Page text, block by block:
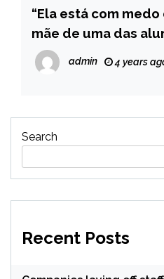
“Ela está com
mãe de uma das
crise de ansiedade
admin 4 years
Search
Recent Posts